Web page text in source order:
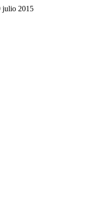
julio 2015